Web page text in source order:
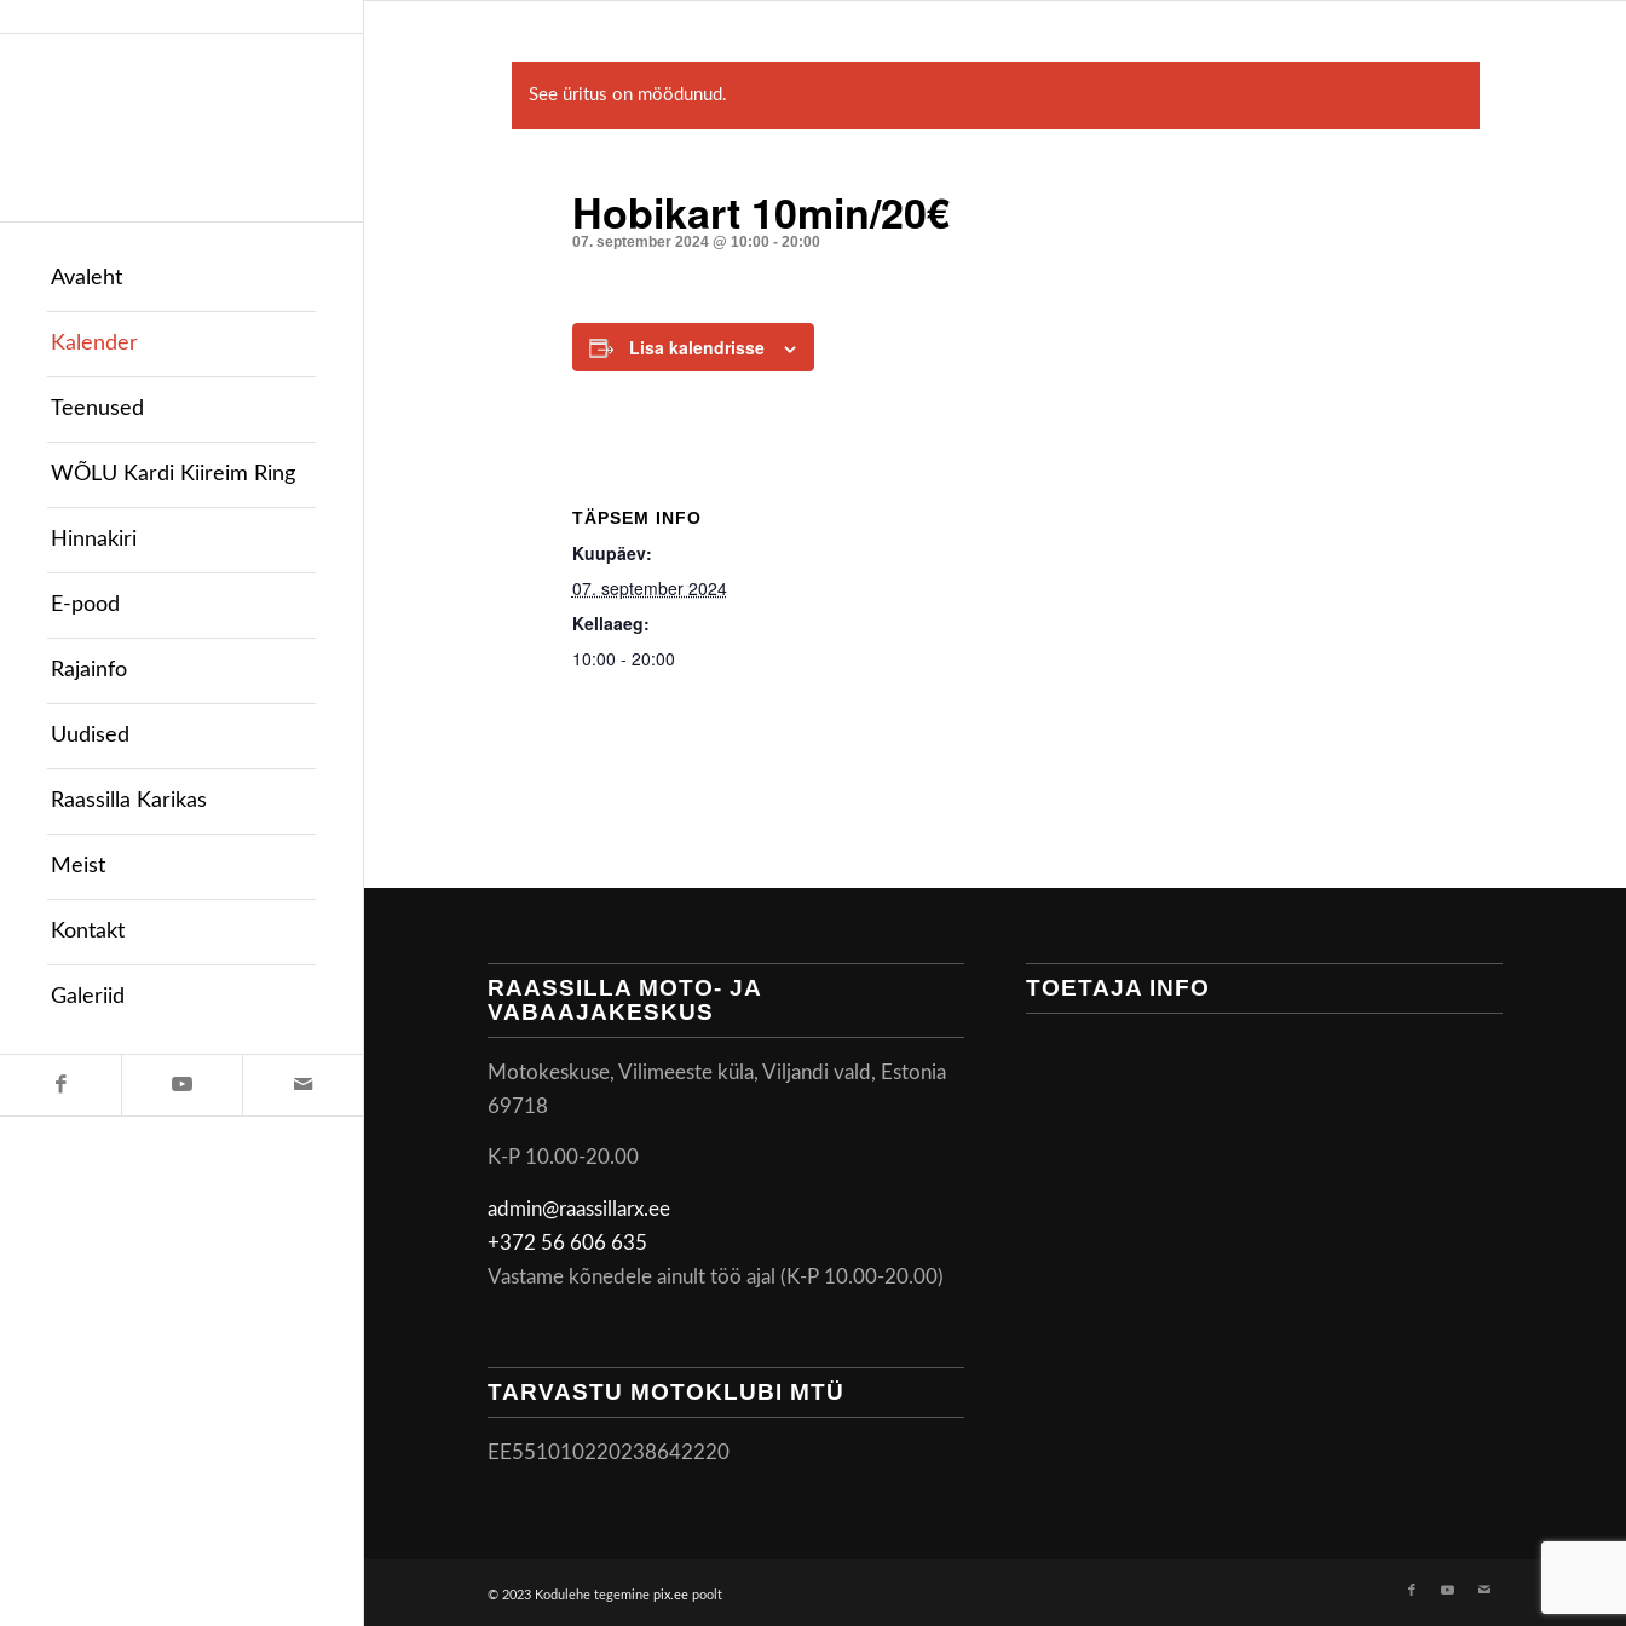
Avaleht
Kalender
Teenused
WÕLU Kardi Kiireim Ring
Hinnakiri
E-pood
Rajainfo
Uudised
Raassilla Karikas
Meist
Kontakt
Galeriid
See üritus on möödunud.
Hobikart 10min/20€
07. september 2024 @ 10:00 - 20:00
Lisa kalendrisse
TÄPSEM INFO
Kuupäev:
07. september 2024
Kellaaeg:
10:00 - 20:00
RAASSILLA MOTO- JA
VABAAJAKESKUS
Motokeskuse, Vilimeeste küla, Viljandi vald, Estonia
69718
K-P 10.00-20.00
admin@raassillarx.ee
+372 56 606 635
Vastame kõnedele ainult töö ajal (K-P 10.00-20.00)
TARVASTU MOTOKLUBI MTÜ
EE551010220238642220
TOETAJA INFO
© 2023 Kodulehe tegeminepix.ee poolt